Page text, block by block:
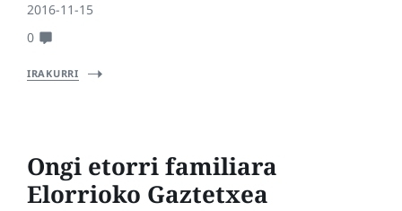
2016-11-15
0
IRAKURRI
Ongi etorri familiara
Elorrioko Gaztetxea